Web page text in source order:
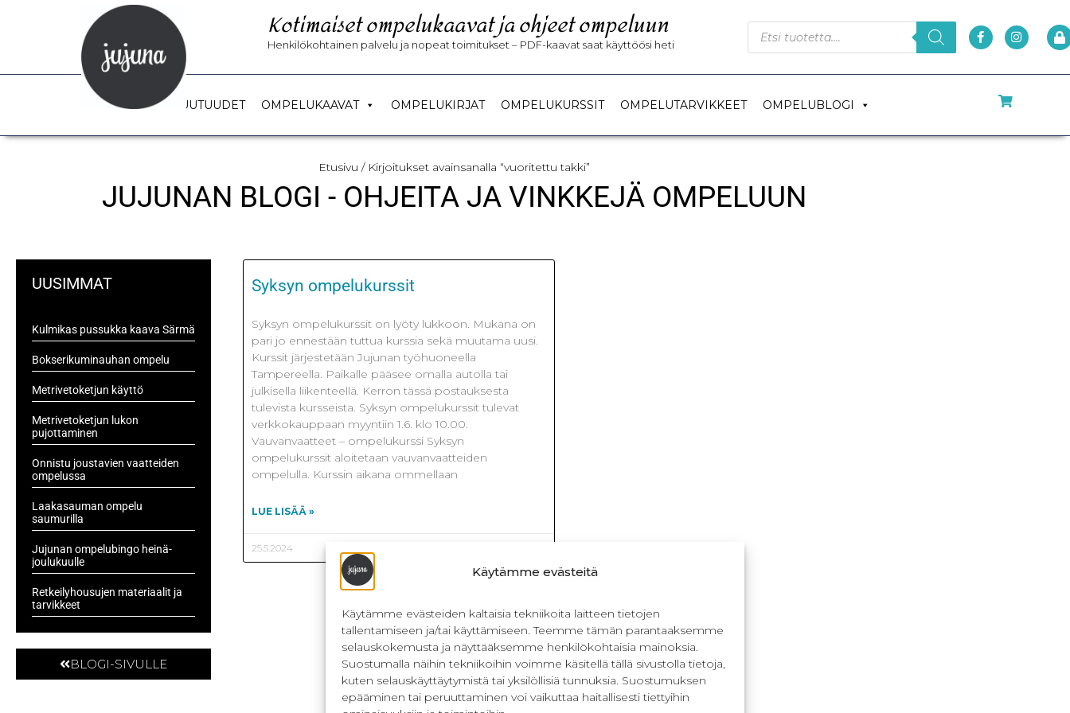
Käytämme evästeitä
Käytämme evästeiden kaltaisia tekniikoita laitteen tietojen
tallentamiseen ja/tai käyttämiseen. Teemme tämän parantaaksemme
selauskokemusta ja näyttääksemme henkilökohtaisia mainoksia.
Suostumalla näihin tekniikoihin voimme käsitellä tällä sivustolla tietoja,
kuten selauskäyttäytymistä tai yksilöllisiä tunnuksia. Suostumuksen
epääminen tai peruuttaminen voi vaikuttaa haitallisesti tiettyihin
Kotimaiset ompelukaavat ja ohjeet ompeluun
Henkilökohtainen palvelu ja nopeat toimitukset – PDF-kaavat saat käyttöösi heti
UUTUUDET OMPELUKAAVAT OMPELUKIRJAT OMPELUKURSSIT OMPELUTARVIKKEET OMPELUBLOGI
Etusivu / Kirjoitukset avainsanalla “vuoritettu takki”
JUJUNAN BLOGI - OHJEITA JA VINKKEJÄ OMPELUUN
UUSIMMAT
Kulmikas pussukka kaava Särmä
Bokserikuminauhan ompelu
Metrivetoketjun käyttö
Metrivetoketjun lukon
pujottaminen
Onnistu joustavien vaatteiden
ompelussa
Laakasauman ompelu
saumurilla
Jujunan ompelubingo heinä-
joulukuulle
Retkeilyhousujen materiaalit ja
tarvikkeet
BLOGI-SIVULLE
Syksyn ompelukurssit
Syksyn ompelukurssit on lyöty lukkoon. Mukana on
pari jo ennestään tuttua kurssia sekä muutama uusi.
Kurssit järjestetään Jujunan työhuoneella
Tampereella. Paikalle pääsee omalla autolla tai
julkisella liikenteellä. Kerron tässä postauksesta
tulevista kursseista. Syksyn ompelukurssit tulevat
verkkokauppaan myyntiin 1.6. klo 10.00.
Vauvanvaatteet – ompelukurssi Syksyn
ompelukurssit aloitetaan vauvanvaatteiden
ompelulla. Kurssin aikana ommellaan
LUE LISÄÄ »
25.5.2024